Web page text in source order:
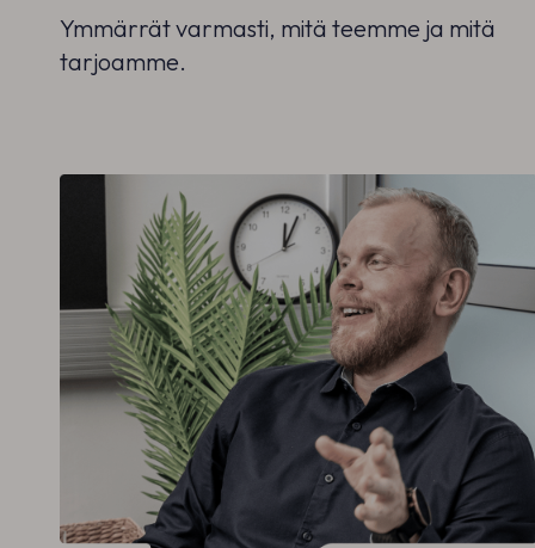
Ymmärrät varmasti, mitä teemme ja mitä
tarjoamme.